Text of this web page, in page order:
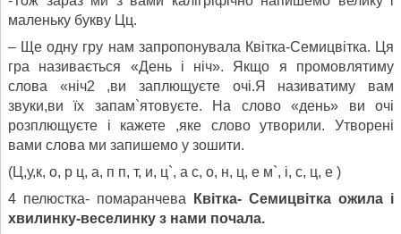
маленьку букву Цц.
– Ще одну гру нам запропонувала Квітка-Семицвітка. Ця
гра називається «День і ніч». Якщо я промовлятиму
слова «ніч2 ,ви заплющуєте очі.Я називатиму вам
звуки,ви їх запам`ятовуєте. На слово «день» ви очі
розплющуєте і кажете ,яке слово утворили. Утворені
вами слова ми запишемо у зошити.
(Ц,у,к, о, р ц, а, п п, т, и, ц`, а с, о, н, ц, е м`, і, с, ц, е )
4 пелюстка- помаранчева
Квітка- Семицвітка ожила і
хвилинку-веселинку з нами почала.